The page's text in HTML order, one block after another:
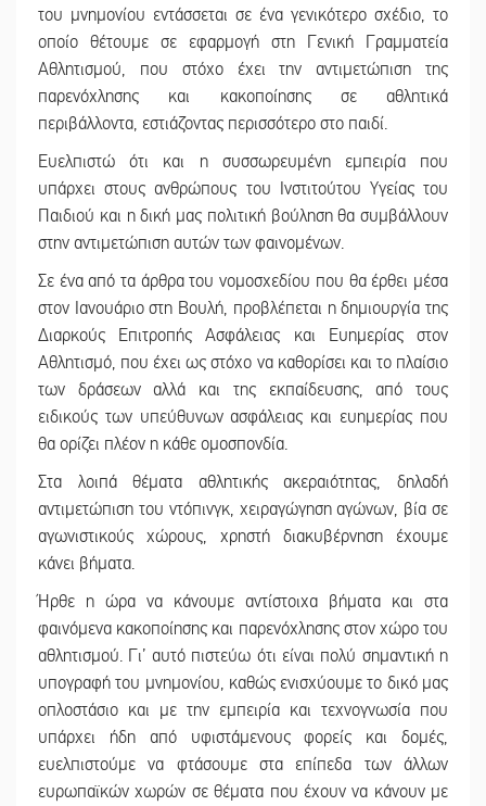
του μνημονίου εντάσσεται σε ένα γενικότερο σχέδιο, το
οποίο θέτουμε σε εφαρμογή στη Γενική Γραμματεία
Αθλητισμού, που στόχο έχει την αντιμετώπιση της
παρενόχλησης και κακοποίησης σε αθλητικά
περιβάλλοντα, εστιάζοντας περισσότερο στο παιδί.
Ευελπιστώ ότι και η συσσωρευμένη εμπειρία που
υπάρχει στους ανθρώπους του Ινστιτούτου Υγείας του
Παιδιού και η δική μας πολιτική βούληση θα συμβάλλουν
στην αντιμετώπιση αυτών των φαινομένων.
Σε ένα από τα άρθρα του νομοσχεδίου που θα έρθει μέσα
στον Ιανουάριο στη Βουλή, προβλέπεται η δημιουργία της
Διαρκούς Επιτροπής Ασφάλειας και Ευημερίας στον
Αθλητισμό, που έχει ως στόχο να καθορίσει και το πλαίσιο
των δράσεων αλλά και της εκπαίδευσης, από τους
ειδικούς των υπεύθυνων ασφάλειας και ευημερίας που
θα ορίζει πλέον η κάθε ομοσπονδία.
Στα λοιπά θέματα αθλητικής ακεραιότητας, δηλαδή
αντιμετώπιση του ντόπινγκ, χειραγώγηση αγώνων, βία σε
αγωνιστικούς χώρους, χρηστή διακυβέρνηση έχουμε
κάνει βήματα.
Ήρθε η ώρα να κάνουμε αντίστοιχα βήματα και στα
φαινόμενα κακοποίησης και παρενόχλησης στον χώρο του
αθλητισμού. Γι’ αυτό πιστεύω ότι είναι πολύ σημαντική η
υπογραφή του μνημονίου, καθώς ενισχύουμε το δικό μας
οπλοστάσιο και με την εμπειρία και τεχνογνωσία που
υπάρχει ήδη από υφιστάμενους φορείς και δομές,
ευελπιστούμε να φτάσουμε στα επίπεδα των άλλων
ευρωπαϊκών χωρών σε θέματα που έχουν να κάνουν με